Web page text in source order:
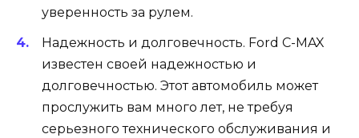
уверенность за рулем.
Надежность и долговечность. Ford C-MAX
известен своей надежностью и
долговечностью. Этот автомобиль может
прослужить вам много лет, не требуя
серьезного технического обслуживания и